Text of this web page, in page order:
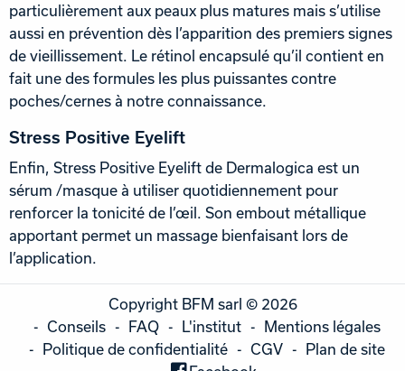
particulièrement aux peaux plus matures mais s’utilise
aussi en prévention dès l’apparition des premiers signes
de vieillissement. Le rétinol encapsulé qu’il contient en
fait une des formules les plus puissantes contre
poches/cernes à notre connaissance.
Stress Positive Eyelift
Enfin, Stress Positive Eyelift de Dermalogica est un
sérum /masque à utiliser quotidiennement pour
renforcer la tonicité de l’œil. Son embout métallique
apportant permet un massage bienfaisant lors de
l’application.
Copyright BFM sarl © 2026
Conseils
FAQ L'institut
Mentions légales
Politique de confidentialité
CGV
Plan de site